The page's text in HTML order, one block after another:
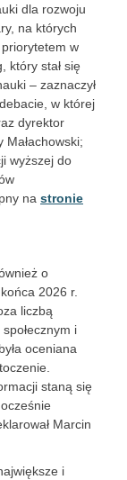
dla rozwoju
na których
w
który stał się
– zaznaczył
w której
dyrektor
wyższej do
na stronie
o
2026 r.
liczbą
i
oceniana
staną się
Marcin
i